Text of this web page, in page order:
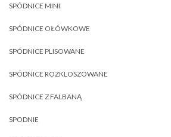
SPÓDNICE MINI
SPÓDNICE OŁÓWKOWE
SPÓDNICE PLISOWANE
SPÓDNICE ROZKLOSZOWANE
SPÓDNICE Z FALBANĄ
SPODNIE